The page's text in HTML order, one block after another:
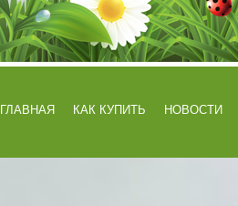
ГЛАВНАЯ КАК КУПИТЬ НОВОСТИ